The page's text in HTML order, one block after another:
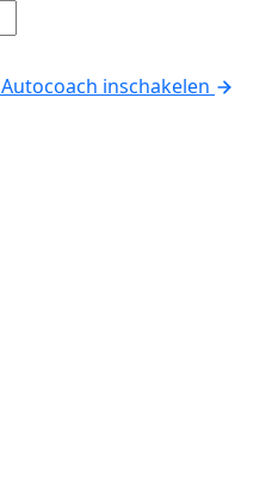
Autocoach inschakelen